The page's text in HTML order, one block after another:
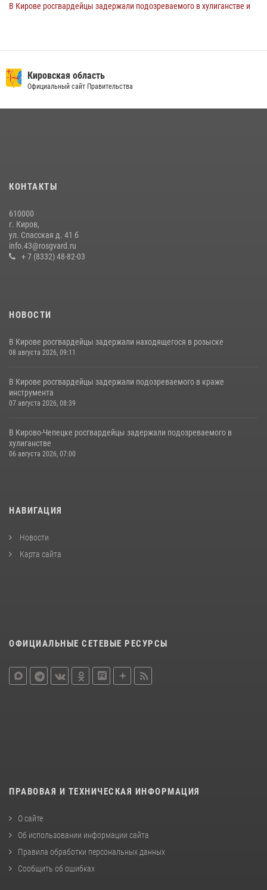
В Кирове росгвардейцы задержали подозреваемого в хулиганстве и
вневедомственную охрану и поступления в ведомственные вузы
22 июля 2026, 14:51 1 2
В Кирове и Кирово-Чепецке росгвардейцы задержали
подозреваемых в хулиганстве
19 июля 2026, 07:00
Кировская область
Официальный сайт Правительства
КОНТАКТЫ
610000
г. Киров,
ул. Спасская д. 41 б
info.43@rosgvard.ru
+ 7 (8332) 48-82-03
НОВОСТИ
В Кирове росгвардейцы задержали находящегося в розыске
08 августа 2026, 09:11
В Кирове росгвардейцы задержали подозреваемого в краже
инструмента
07 августа 2026, 08:39
В Кирово-Чепецке росгвардейцы задержали подозреваемого в
хулиганстве
06 августа 2026, 07:00
НАВИГАЦИЯ
Новости
Карта сайта
ОФИЦИАЛЬНЫЕ СЕТЕВЫЕ РЕСУРСЫ
ПРАВОВАЯ И ТЕХНИЧЕСКАЯ ИНФОРМАЦИЯ
О сайте
Об использовании информации сайта
Правила обработки персональных данных
Сообщить об ошибках